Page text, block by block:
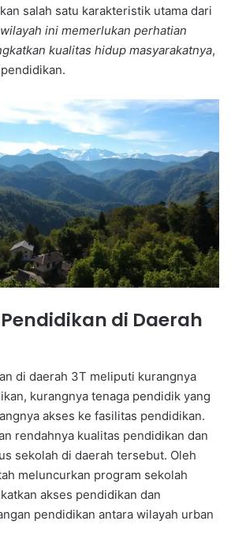
salah satu karakteristik utama dari
ini memerlukan perhatian
kualitas hidup masyarakatnya,
di Daerah
di daerah 3T meliputi kurangnya
kurangnya tenaga pendidik yang
akses ke fasilitas pendidikan.
rendahnya kualitas pendidikan dan
sekolah di daerah tersebut. Oleh
meluncurkan program sekolah
akses pendidikan dan
pendidikan antara wilayah urban